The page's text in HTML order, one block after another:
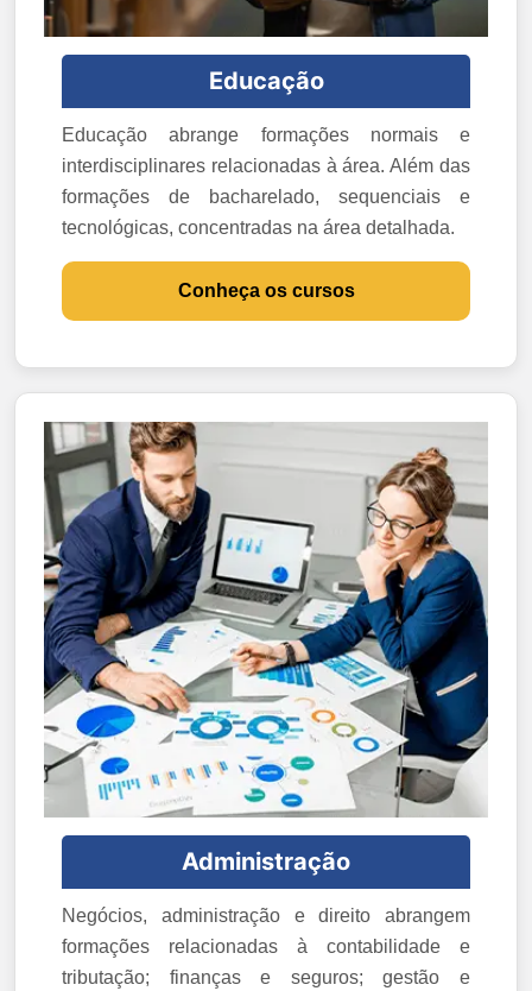
Educação
Educação abrange formações normais e
interdisciplinares relacionadas à área. Além das
formações de bacharelado, sequenciais e
tecnológicas, concentradas na área detalhada.
Conheça os cursos
Administração
Negócios, administração e direito abrangem
formações relacionadas à contabilidade e
tributação; finanças e seguros; gestão e